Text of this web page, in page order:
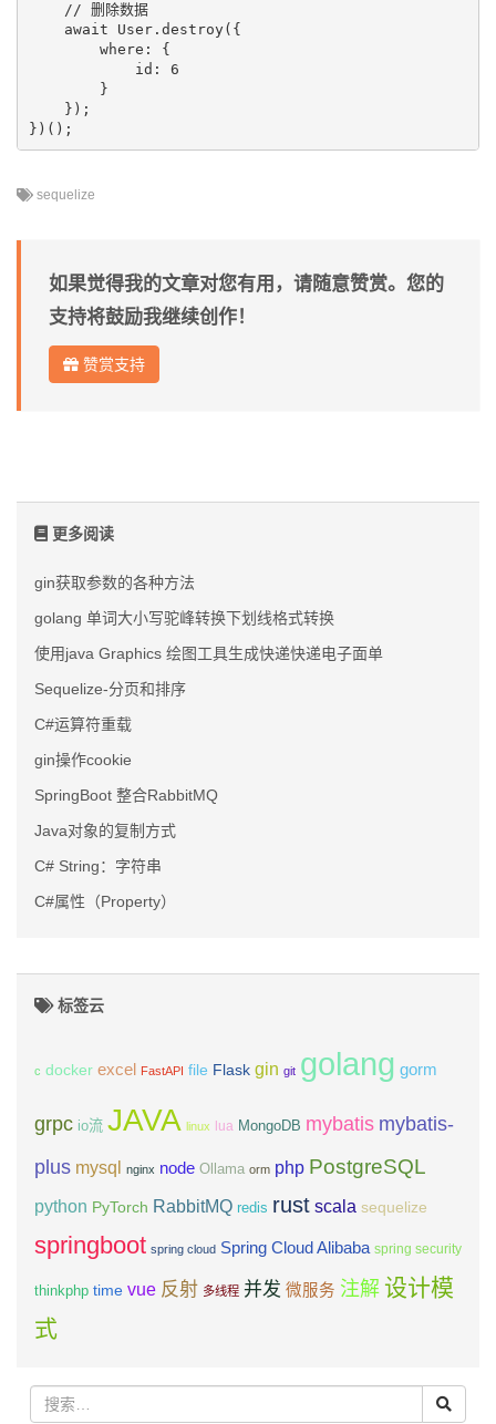
    // 删除数据
    await User.destroy({
        where: {
            id: 6
        }
    });
sequelize
如果觉得我的文章对您有用，请随意赞赏。您的
支持将鼓励我继续创作！
赞赏支持
更多阅读
gin获取参数的各种方法
golang 单词大小写驼峰转换下划线格式转换
使用java Graphics 绘图工具生成快递快递电子面单
Sequelize-分页和排序
C#运算符重载
gin操作cookie
SpringBoot 整合RabbitMQ
Java对象的复制方式
C# String：字符串
C#属性（Property）
标签云
c docker excel FastAPI file Flask gin git golang gorm
grpc io流 JAVA linux lua MongoDB mybatis mybatis-
plus mysql nginx node Ollama orm php PostgreSQL
python PyTorch RabbitMQ redis rust scala sequelize
springboot spring cloud Spring Cloud Alibaba spring security
thinkphp time vue 反射 多线程 并发 微服务 注解 设计模
式